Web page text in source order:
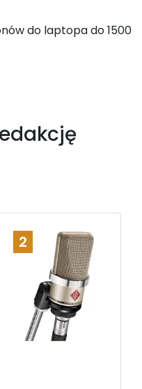
do laptopa do 1500
2